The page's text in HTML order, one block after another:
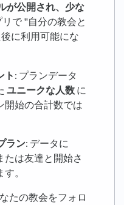
が公開され、少な
で "自分の教会と
に利用可能にな
ト : プランデータ
ユニークな人数 に
開始の合計数では
ラン: データに
たは友達と開始さ
。
たの教会をフォロ